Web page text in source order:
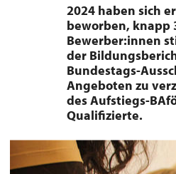
2024 haben sich
beworben, knapp
Bewerber:innen
der
Bundestags-
Angeboten zu
des Aufstiegs-
Qualifizierte.